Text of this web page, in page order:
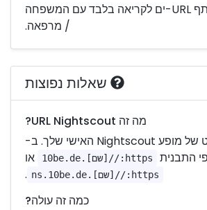
: שתף URL-ים לקריאה בלבד עם המשפחה
/ מרפאה.
שאלות נפוצות
מה זה URL Nightscout?
כתובת האינטרנט של מופע Nightscout האישי שלך. ב-
https://[שם].10be.de או
https://[שם].ns.10be.de
.
כמה זה עולה?